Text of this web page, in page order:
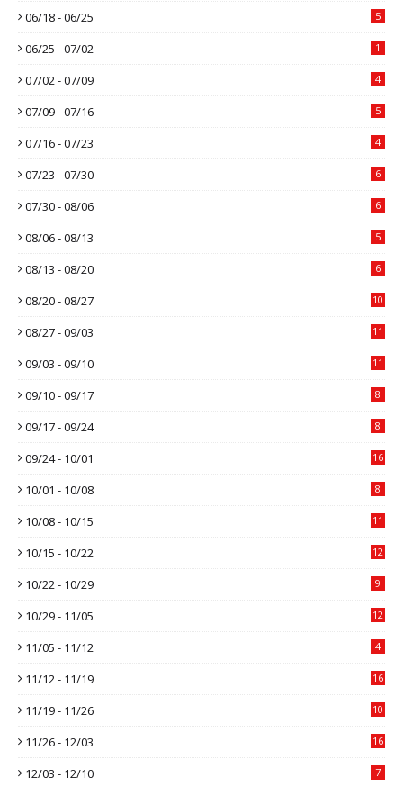
06/18 - 06/25 5
06/25 - 07/02 1
07/02 - 07/09 4
07/09 - 07/16 5
07/16 - 07/23 4
07/23 - 07/30 6
07/30 - 08/06 6
08/06 - 08/13 5
08/13 - 08/20 6
08/20 - 08/27 10
08/27 - 09/03 11
09/03 - 09/10 11
09/10 - 09/17 8
09/17 - 09/24 8
09/24 - 10/01 16
10/01 - 10/08 8
10/08 - 10/15 11
10/15 - 10/22 12
10/22 - 10/29 9
10/29 - 11/05 12
11/05 - 11/12 4
11/12 - 11/19 16
11/19 - 11/26 10
11/26 - 12/03 16
12/03 - 12/10 7